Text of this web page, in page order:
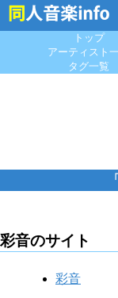
トップ
アーティスト
タグ一覧
彩音のサイト
彩音